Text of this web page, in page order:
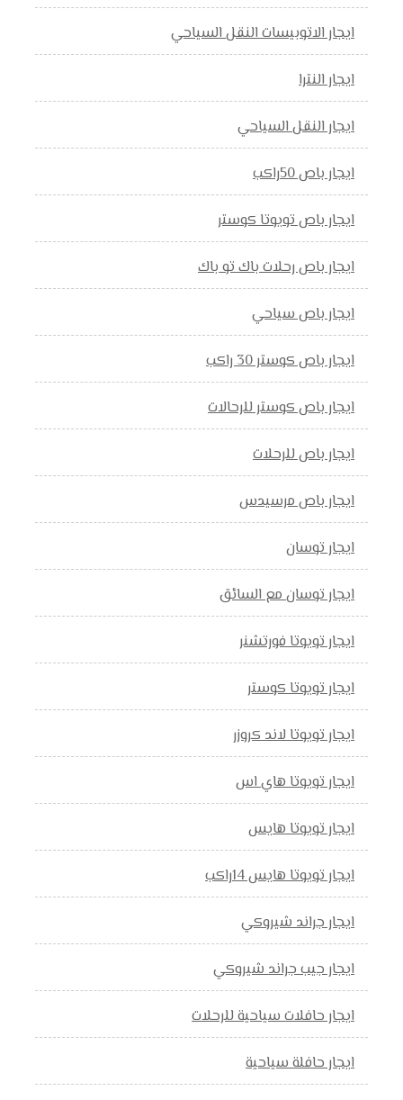
ايجار الاتوبيسات النقل السياحي
ايجار النترا
ايجار النقل السياحي
ايجار باص 50راكب
ايجار باص تويوتا كوستر
ايجار باص رحلات باك تو باك
ايجار باص سياحي
ايجار باص كوستر 30 راكب
ايجار باص كوستر للرحالات
ايجار باص للرحلات
ايجار باص مرسيدس
ايجار توسان
ايجار توسان مع السائق
ايجار تويوتا فورتشنر
ايجار تويوتا كوستر
ايجار تويوتا لاند كروزر
ايجار تويوتا هاي اس
ايجار تويوتا هايس
ايجار تويوتا هايس 14راكب
ايجار جراند شيروكي
ايجار جيب جراند شيروكي
ايجار حافلات سياحية للرحلات
ايجار حافلة سياحية